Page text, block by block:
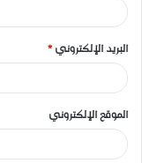
البريد الإلكتروني *
الموقع الإلكتروني